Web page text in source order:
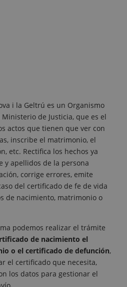
i la Geltrú es un Organismo
de Justicia, que es el
actos que tienen que ver con
inscribe el matrimonio, el
etc. Rectifica los hechos ya
y apellidos de la persona
corrige errores, emite
del certificado de fe de vida
de nacimiento, matrimonio o
podemos realizar el trámite
de nacimiento el
o el certificado de defunción,
el certificado que necesita,
los datos para gestionar el